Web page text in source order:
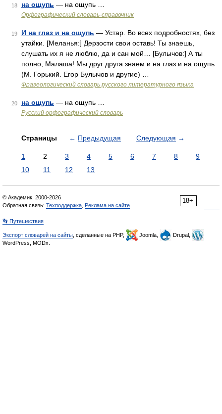
18 на ощупь — на ощупь …
Орфографический словарь-справочник
19 И на глаз и на ощупь — Устар. Во всех подробностях, без
утайки. [Меланья:] Дерзости свои оставь! Ты знаешь,
слушать их я не люблю, да и сан мой… [Булычов:] А ты
полно, Малаша! Мы друг друга знаем и на глаз и на ощупь
(М. Горький. Егор Булычов и другие) …
Фразеологический словарь русского литературного языка
20 на ощупь — на ощупь …
Русский орфографический словарь
Страницы ← Предыдущая Следующая →
1 2 3 4 5 6 7 8
9
10
11 12 13
18+
© Академик, 2000-2026
Обратная связь: Техподдержка Реклама на сайте
👣 Путешествия
Экспорт словарей на сайты , сделанные на PHP, Joomla,
Drupal,
WordPress, MODx.